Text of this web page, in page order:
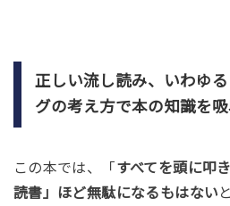
正しい流し読み、いわゆ
グの考え方で本の知識を
この本では、「 すべてを頭に叩
読書」ほど無駄になるもはない